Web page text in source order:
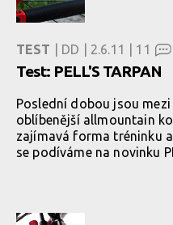
TEST | DD | 2.6.11 | 11
Test: PELL'S TARPAN
Poslední dobou jsou
oblíbenější allmountain
zajímavá forma tréninku
se podíváme na novinku